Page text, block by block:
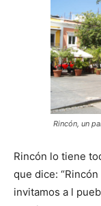
Rincón, un
Rincón lo tiene
que dice:
invitamos a l